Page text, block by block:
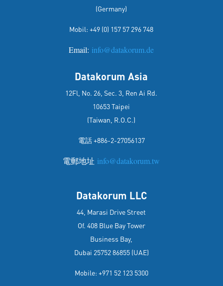
(Germany)
Mobil:+49 (0) 157 57 296 748
Email: info@datakorum.de
Datakorum Asia
12Fl, No. 26, Sec. 3, Ren Ai Rd.
10653 Taipei
(Taiwan, R.O.C.)
電話 +886-2-27056137
電郵地址 info@datakorum.tw
Datakorum LLC
44, Marasi Drive Street
Of. 408 Blue Bay Tower
Business Bay,
Dubai 25752 86855 (UAE)
Mobile: +971 52 123 5300